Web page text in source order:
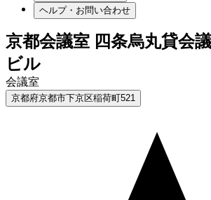
ヘルプ・お問い合わせ
京都会議室 四条烏丸貸会
ビル
会議室
京都府京都市下京区稲荷町521